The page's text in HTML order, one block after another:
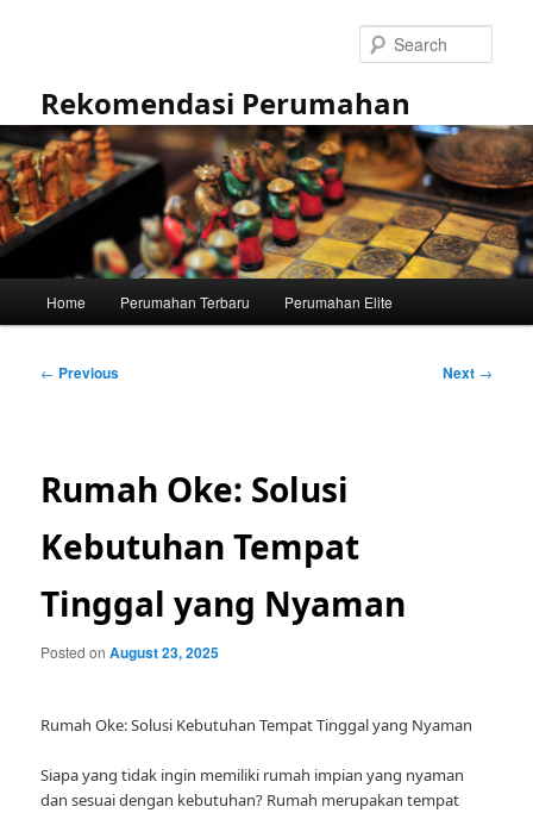
Rekomendasi Perumahan
Home Perumahan Terbaru Perumahan Elite
Post
← Previous Next →
Rumah Oke: Solusi
Kebutuhan Tempat
Tinggal yang Nyaman
Posted onAugust 23, 2025
Rumah Oke: Solusi Kebutuhan Tempat Tinggal yang Nyaman
Siapa yang tidak ingin memiliki rumah impian yang nyaman
dan sesuai dengan kebutuhan? Rumah merupakan tempat